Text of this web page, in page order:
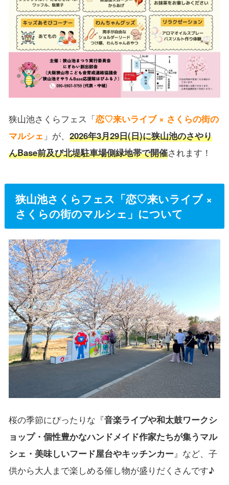
狭山池さくらフェス「恋♡来いライブ × さくらの街の
マルシェ 」が、 2026年3月29日(日)に狭山池のさやり
んBase前及び北堤駐車場側緑地帯で開催されます！
狭山池さくらフェス「恋♡来いライブ ×
さくらの街のマルシェ」について
桜の季節にぴったりな『音楽ライブや和太鼓ワークシ
ョップ・個性豊かなハンドメイド作家たちが集うマル
シェ・美味しいフード屋台やキッチンカー』など、子
供から大人まで楽しめる催し物が盛りだくさんです♪